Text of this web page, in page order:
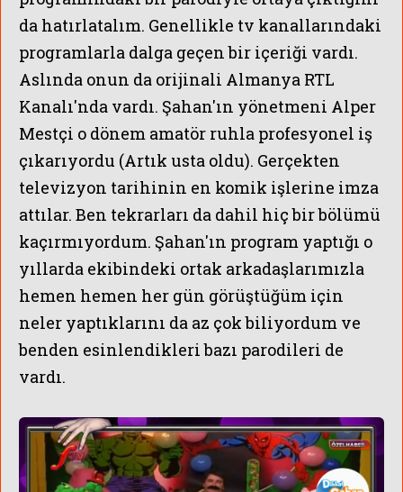
da hatırlatalım. Genellikle tv kanallarındaki
programlarla dalga geçen bir içeriği vardı.
Aslında onun da orijinali Almanya RTL
Kanalı'nda vardı. Şahan'ın yönetmeni Alper
Mestçi o dönem amatör ruhla profesyonel iş
çıkarıyordu (Artık usta oldu). Gerçekten
televizyon tarihinin en komik işlerine imza
attılar. Ben tekrarları da dahil hiç bir bölümü
kaçırmıyordum. Şahan'ın program yaptığı o
yıllarda ekibindeki ortak arkadaşlarımızla
hemen hemen her gün görüştüğüm için
neler yaptıklarını da az çok biliyordum ve
benden esinlendikleri bazı parodileri de
vardı.